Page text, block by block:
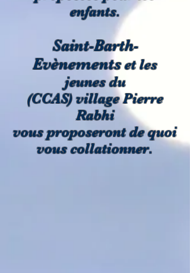
enfants.
Saint-Barth-
Evènementset les
jeunes du
(CCAS) village Pierre
Rabhi
vous proposeront de quoi
vous collationner.